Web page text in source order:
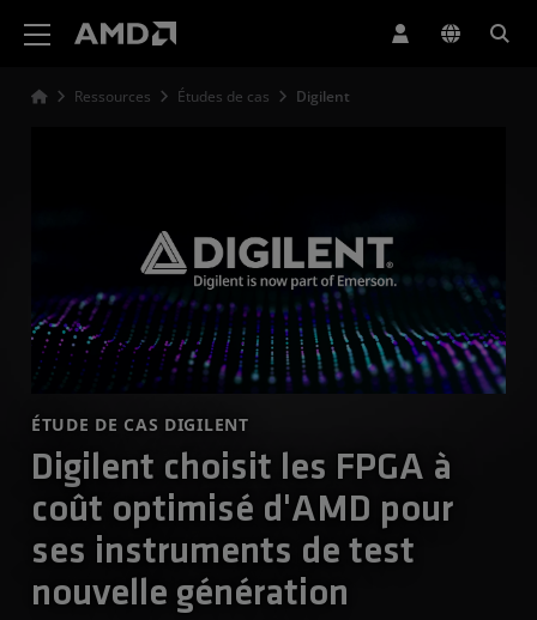
Ressources Études de cas Digilent
ÉTUDE DE CAS DIGILENT
Digilent choisit les FPGA à
coût optimisé d'AMD pour
ses instruments de test
nouvelle génération